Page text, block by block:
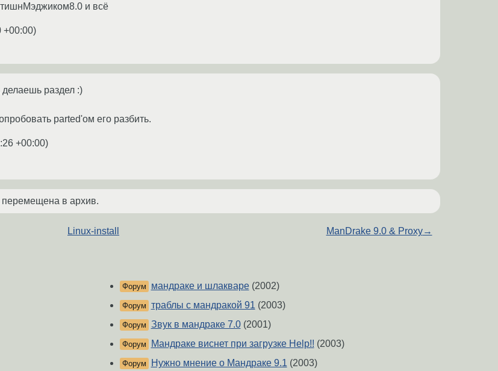
и всё
+00:00)
раздел :)
parted'ом его разбить.
+00:00)
перемещена в архив.
Linux-install ManDrake 9.0 & Proxy→
Форум мандраке и шлакваре(2002)
Форум траблы с мандракой 91 (2003)
Форум Звук в мандраке 7.0(2001)
Форум Мандраке виснет при загрузке Help!! (2003)
Форум Нужно мнение о Мандраке 9.1 (2003)